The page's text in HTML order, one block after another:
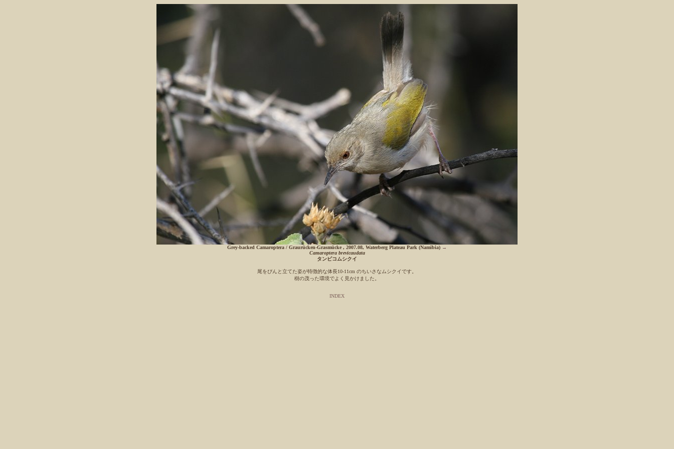
Grey-backed Camaroptera / Graurücken-Grasmücke , 2007.08, Waterberg Plateau Park (Namibia) →
Camaroptera brevicaudata
タンビコムシクイ
尾をぴんと立てた姿が特徴的な体長10-11cm のちいさなムシクイです。
樹の茂った環境でよく見かけました。
INDEX